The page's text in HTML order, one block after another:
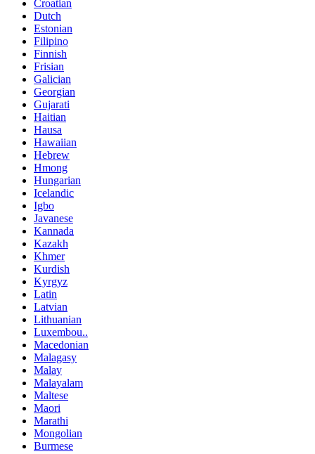
Croatian
Dutch
Estonian
Filipino
Finnish
Frisian
Galician
Georgian
Gujarati
Haitian
Hausa
Hawaiian
Hebrew
Hmong
Hungarian
Icelandic
Igbo
Javanese
Kannada
Kazakh
Khmer
Kurdish
Kyrgyz
Latin
Latvian
Lithuanian
Luxembou..
Macedonian
Malagasy
Malay
Malayalam
Maltese
Maori
Marathi
Mongolian
Burmese